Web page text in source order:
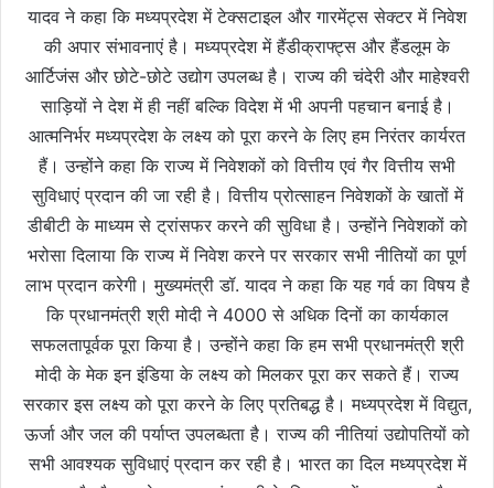
यादव ने कहा कि मध्यप्रदेश में टेक्सटाइल और गारमेंट्स सेक्टर में निवेश
की अपार संभावनाएं है। मध्यप्रदेश में हैंडीक्राफ्ट्स और हैंडलूम के
आर्टिजंस और छोटे-छोटे उद्योग उपलब्ध है। राज्य की चंदेरी और माहेश्वरी
साड़ियों ने देश में ही नहीं बल्कि विदेश में भी अपनी पहचान बनाई है।
आत्मनिर्भर मध्यप्रदेश के लक्ष्य को पूरा करने के लिए हम निरंतर कार्यरत
हैं। उन्होंने कहा कि राज्य में निवेशकों को वित्तीय एवं गैर वित्तीय सभी
सुविधाएं प्रदान की जा रही है। वित्तीय प्रोत्साहन निवेशकों के खातों में
डीबीटी के माध्यम से ट्रांसफर करने की सुविधा है। उन्होंने निवेशकों को
भरोसा दिलाया कि राज्य में निवेश करने पर सरकार सभी नीतियों का पूर्ण
लाभ प्रदान करेगी।मुख्यमंत्री डॉ. यादव ने कहा कि यह गर्व का विषय है
कि प्रधानमंत्री श्री मोदी ने 4000 से अधिक दिनों का कार्यकाल
सफलतापूर्वक पूरा किया है। उन्होंने कहा कि हम सभी प्रधानमंत्री श्री
मोदी के मेक इन इंडिया के लक्ष्य को मिलकर पूरा कर सकते हैं। राज्य
सरकार इस लक्ष्य को पूरा करने के लिए प्रतिबद्ध है। मध्यप्रदेश में विद्युत,
ऊर्जा और जल की पर्याप्त उपलब्धता है। राज्य की नीतियां उद्योपतियों को
सभी आवश्यक सुविधाएं प्रदान कर रही है। भारत का दिल मध्यप्रदेश में